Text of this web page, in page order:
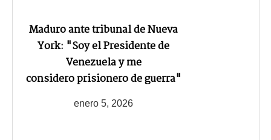
Maduro ante tribunal de Nueva
York: "Soy el Presidente de
Venezuela y me
considero prisionero de guerra"
enero 5, 2026